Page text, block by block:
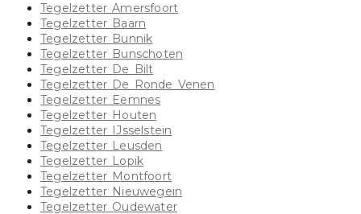
Tegelzetter Amersfoort
Tegelzetter Baarn
Tegelzetter Bunnik
Tegelzetter Bunschoten
Tegelzetter De Bilt
Tegelzetter De Ronde Venen
Tegelzetter Eemnes
Tegelzetter Houten
Tegelzetter IJsselstein
Tegelzetter Leusden
Tegelzetter Lopik
Tegelzetter Montfoort
Tegelzetter Nieuwegein
Tegelzetter Oudewater